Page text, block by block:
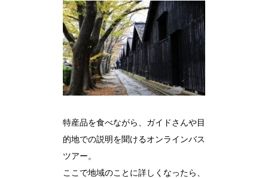
特産品を食べながら、ガイドさんや目
的地での説明を聞けるオンラインバス
ツアー。
ここで地域のことに詳しくなったら、